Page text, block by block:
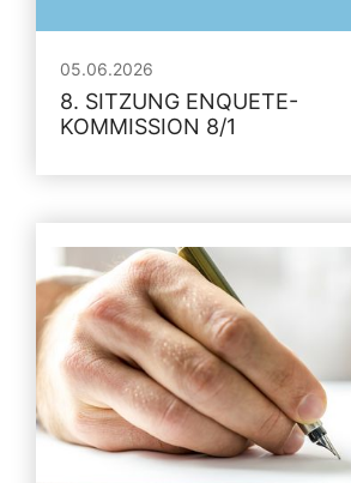
05.06.2026
8. SITZUNG ENQUETE-
KOMMISSION 8/1